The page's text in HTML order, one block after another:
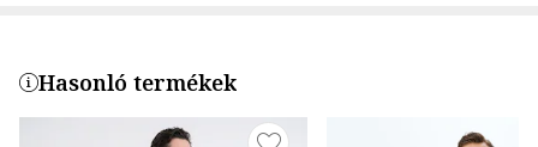
Hasonló termékek